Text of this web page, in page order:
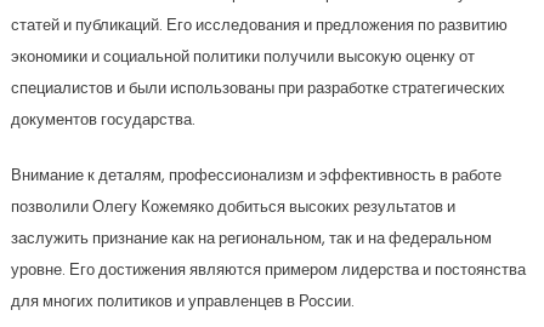
статей и публикаций. Его исследования и предложения по развитию
экономики и социальной политики получили высокую оценку от
специалистов и были использованы при разработке стратегических
документов государства.
Внимание к деталям, профессионализм и эффективность в работе
позволили Олегу Кожемяко добиться высоких результатов и
заслужить признание как на региональном, так и на федеральном
уровне. Его достижения являются примером лидерства и постоянства
для многих политиков и управленцев в России.